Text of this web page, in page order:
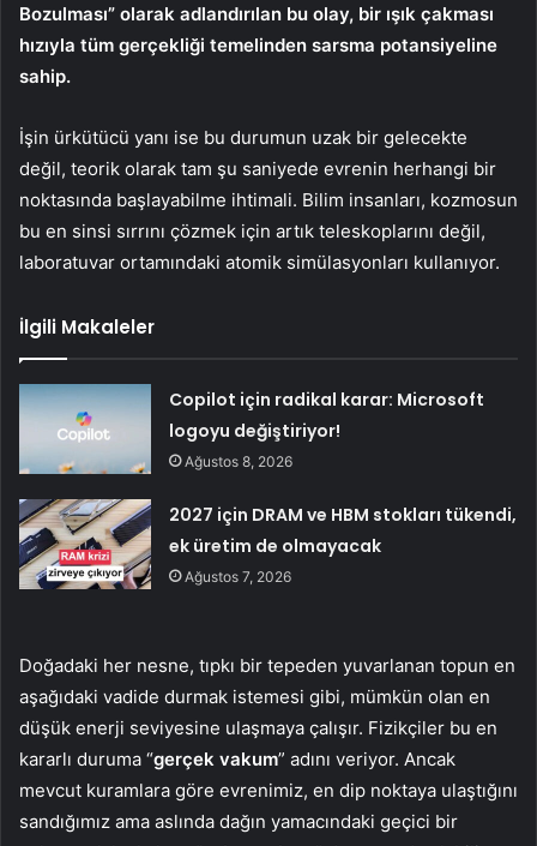
Bozulması” olarak adlandırılan bu olay, bir ışık çakması
hızıyla tüm gerçekliği temelinden sarsma potansiyeline
sahip.
İşin ürkütücü yanı ise bu durumun uzak bir gelecekte
değil, teorik olarak tam şu saniyede evrenin herhangi bir
noktasında başlayabilme ihtimali. Bilim insanları, kozmosun
bu en sinsi sırrını çözmek için artık teleskoplarını değil,
laboratuvar ortamındaki atomik simülasyonları kullanıyor.
İlgili Makaleler
Copilot için radikal karar: Microsoft
logoyu değiştiriyor!
Ağustos 8, 2026
2027 için DRAM ve HBM stokları tükendi,
ek üretim de olmayacak
Ağustos 7, 2026
Doğadaki her nesne, tıpkı bir tepeden yuvarlanan topun en
aşağıdaki vadide durmak istemesi gibi, mümkün olan en
düşük enerji seviyesine ulaşmaya çalışır. Fizikçiler bu en
kararlı duruma “gerçek vakum” adını veriyor. Ancak
mevcut kuramlara göre evrenimiz, en dip noktaya ulaştığını
sandığımız ama aslında dağın yamacındaki geçici bir